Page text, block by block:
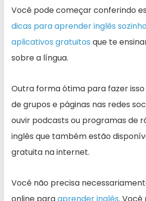
Você pode começar conferindo
dicas para aprender inglês
aplicativos gratuitos que te
sobre a língua.
Outra forma ótima para fazer
de grupos e páginas nas redes
ouvir podcasts ou programas de
inglês que também estão
gratuita na internet.
Você não precisa